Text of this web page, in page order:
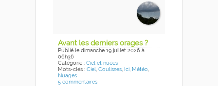
Avant les derniers orages ?
Publié le dimanche 19 juillet 2026 à
06h36
Catégorie : Ciel et nuées
Mots-clés : Ciel, Coulisses, Ici, Météo,
Nuages
5 commentaires